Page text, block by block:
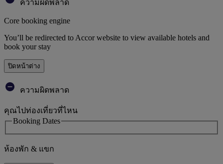
ความผิดพลาด
Core booking engine
You’ll be redirected to Accor website to view available hotels and
book your stay
ปิดหน้าต่าง
ความผิดพลาด
คุณไปท่องเที่ยวที่ไหน
Booking Dates
ห้องพัก & แขก